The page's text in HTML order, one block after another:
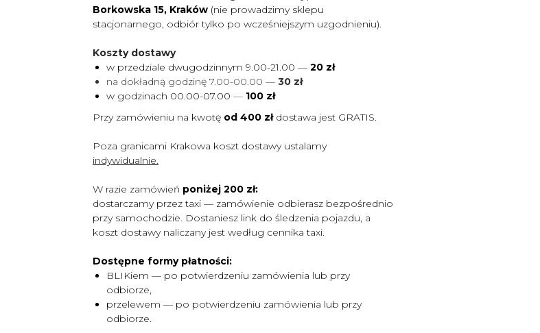
Borkowska 15, Kraków (nie prowadzimy sklepu
stacjonarnego, odbiór tylko po wcześniejszym uzgodnieniu).
Koszty dostawy
w przedziale dwugodzinnym 9.00-21.00 — 20 zł
na dokładną godzinę 7.00-00.00 — 30 zł
w godzinach 00.00-07.00 — 100 zł
Przy zamówieniu na kwotę od 400 zł dostawa jest GRATIS.
Poza granicami Krakowa koszt dostawy ustalamy
indywidualnie.
W razie zamówień poniżej 200 zł:
dostarczamy przez taxi — zamówienie odbierasz bezpośrednio
przy samochodzie. Dostaniesz link do śledzenia pojazdu, a
koszt dostawy naliczany jest według cennika taxi.
Dostępne formy płatności:
BLIKiem — po potwierdzeniu zamówienia lub przy
odbiorze,
przelewem — po potwierdzeniu zamówienia lub przy
odbiorze.